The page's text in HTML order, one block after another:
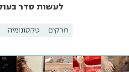
לעשות סדר
חרקים טקסונומיה